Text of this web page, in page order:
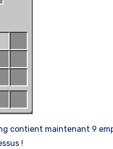
contient maintenant 9
!